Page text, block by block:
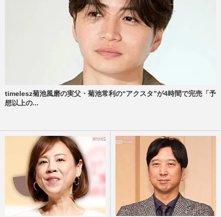
timelesz菊池風磨の実父・菊池常利の“アクスタ”が4時間で完売「予
想以上の...